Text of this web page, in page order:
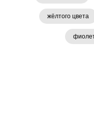
жёлтого цвета